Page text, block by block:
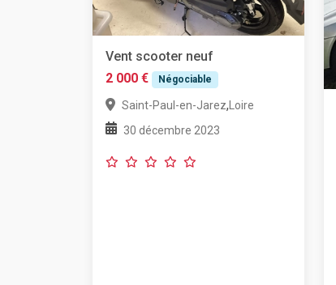
Vent scooter neuf
2 000 €
Négociable
Saint-Paul-en-Jarez,Loire
30 décembre 2023